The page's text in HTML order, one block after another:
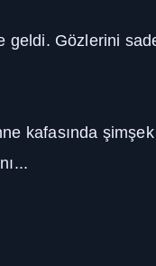
Gözlerini
kafasında şimşek